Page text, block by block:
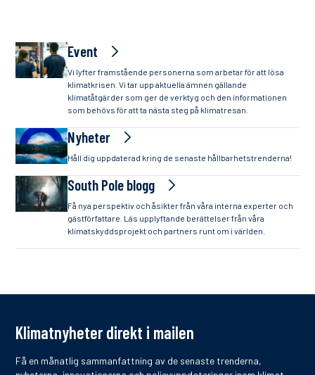
Event
Vi lyfter framstående personerna som arbetar för att lösa
klimatkrisen. Vi tar upp aktuella ämnen gällande
klimatåtgärder som ger de verktyg och den informationen
som behövs för att ta nästa steg på klimatresan.
Nyheter
Håll dig uppdaterad kring de senaste hållbarhetstrenderna!
South Pole blogg
Få nya perspektiv och åsikter från våra interna experter och
gästförfattare. Läs upplyftande berättelser från våra
klimatskyddsprojekt och partners runt om i världen.
Klimatnyheter direkt i mailen
Få en månatlig sammanfattning av de senaste trenderna,